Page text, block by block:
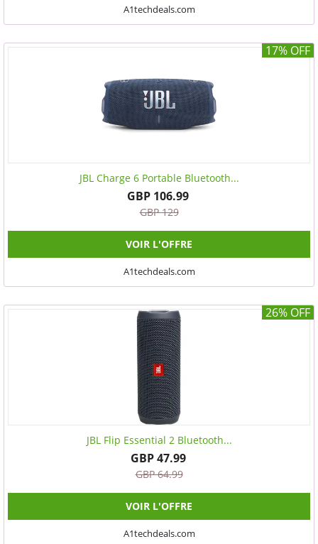
A1techdeals.com
17% OFF
JBL Charge 6 Portable Bluetooth...
GBP 106.99
GBP 129
VOIR L'OFFRE
A1techdeals.com
26% OFF
JBL Flip Essential 2 Bluetooth...
GBP 47.99
GBP 64.99
VOIR L'OFFRE
A1techdeals.com